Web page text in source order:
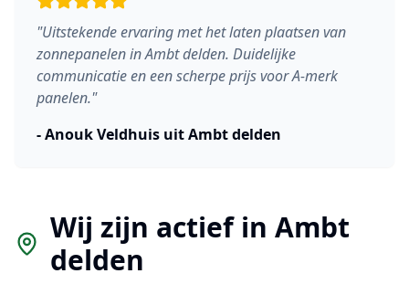
"Uitstekende ervaring met het laten plaatsen van
zonnepanelen in Ambt delden. Duidelijke
communicatie en een scherpe prijs voor A-merk
panelen."
-Anouk Veldhuis uitAmbt delden
Wij zijn actief inAmbt
delden